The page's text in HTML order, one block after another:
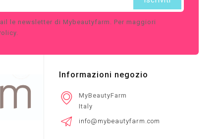
le newsletter di Mybeautyfarm. Per maggiori
Informazioni negozio
MyBeautyFarm
Italy
info@mybeautyfarm.com